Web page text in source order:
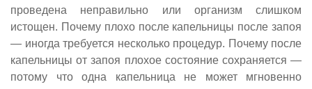
проведена неправильно или организм слишком
истощен. Почему плохо после капельницы после запоя
— иногда требуется несколько процедур. Почему после
капельницы от запоя плохое состояние сохраняется —
потому что одна капельница не может мгновенно